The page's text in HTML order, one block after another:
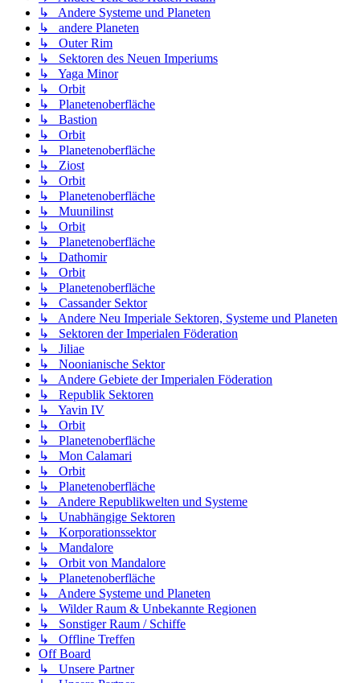
↳ Andere Systeme und Planeten
↳ andere Planeten
↳ Outer Rim
↳ Sektoren des Neuen Imperiums
↳ Yaga Minor
↳ Orbit
↳ Planetenoberfläche
↳ Bastion
↳ Orbit
↳ Planetenoberfläche
↳ Ziost
↳ Orbit
↳ Planetenoberfläche
↳ Muunilinst
↳ Orbit
↳ Planetenoberfläche
↳ Dathomir
↳ Orbit
↳ Planetenoberfläche
↳ Cassander Sektor
↳ Andere Neu Imperiale Sektoren, Systeme und Planeten
↳ Sektoren der Imperialen Föderation
↳ Jiliae
↳ Noonianische Sektor
↳ Andere Gebiete der Imperialen Föderation
↳ Republik Sektoren
↳ Yavin IV
↳ Orbit
↳ Planetenoberfläche
↳ Mon Calamari
↳ Orbit
↳ Planetenoberfläche
↳ Andere Republikwelten und Systeme
↳ Unabhängige Sektoren
↳ Korporationssektor
↳ Mandalore
↳ Orbit von Mandalore
↳ Planetenoberfläche
↳ Andere Systeme und Planeten
↳ Wilder Raum & Unbekannte Regionen
↳ Sonstiger Raum / Schiffe
↳ Offline Treffen
Off Board
↳ Unsere Partner